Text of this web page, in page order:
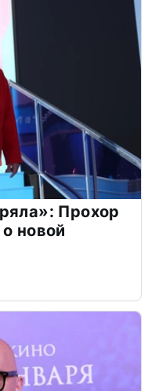
Прохор
новой